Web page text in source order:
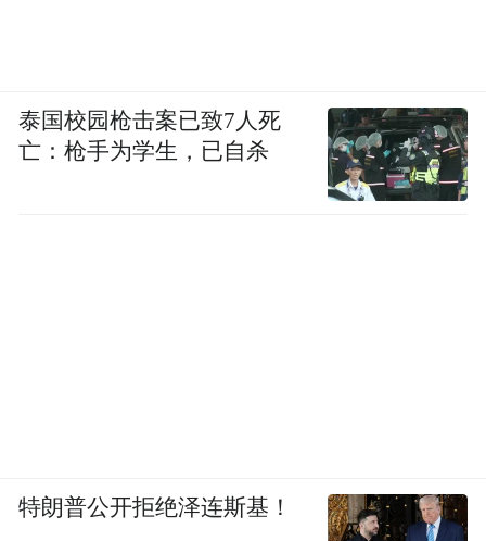
梳妆台和电视机柜做穿插组合，悬空的木质
搁板造型简洁，和整体复古氛围形成对比，
泰国校园枪击案已致7人死
亡：枪手为学生，已自杀
特朗普公开拒绝泽连斯基！